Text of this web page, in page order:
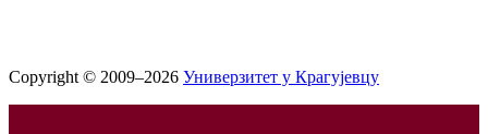
Copyright © 2009–2026 Универзитет у Крагујевцу